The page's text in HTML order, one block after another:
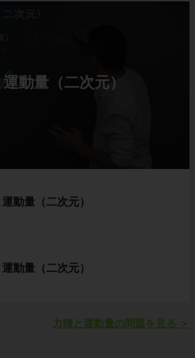
動量（二次元）
動量（二次元）
動量（二次元）
力積と運動量の問題を見る ＞